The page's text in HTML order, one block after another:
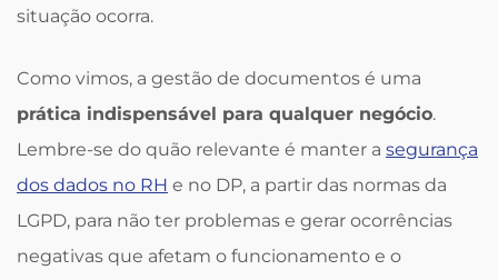
situação ocorra.
Como vimos, a gestão de documentos é uma
prática indispensável para qualquer negócio.
Lembre-se do quão relevante é manter a segurança
dos dados no RH e no DP, a partir das normas da
LGPD, para não ter problemas e gerar ocorrências
negativas que afetam o funcionamento e o